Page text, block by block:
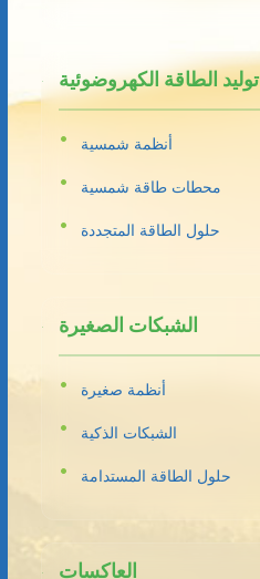
توليد الطاقة الكهروضوئية
أنظمة شمسية
محطات طاقة شمسية
حلول الطاقة المتجددة
الشبكات الصغيرة
أنظمة صغيرة
الشبكات الذكية
حلول الطاقة المستدامة
العاكسات